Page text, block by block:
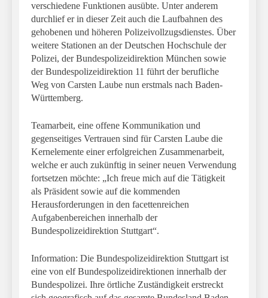
verschiedene Funktionen ausübte. Unter anderem
durchlief er in dieser Zeit auch die Laufbahnen des
gehobenen und höheren Polizeivollzugsdienstes. Über
weitere Stationen an der Deutschen Hochschule der
Polizei, der Bundespolizeidirektion München sowie
der Bundespolizeidirektion 11 führt der berufliche
Weg von Carsten Laube nun erstmals nach Baden-
Württemberg.
Teamarbeit, eine offene Kommunikation und
gegenseitiges Vertrauen sind für Carsten Laube die
Kernelemente einer erfolgreichen Zusammenarbeit,
welche er auch zukünftig in seiner neuen Verwendung
fortsetzen möchte: „Ich freue mich auf die Tätigkeit
als Präsident sowie auf die kommenden
Herausforderungen in den facettenreichen
Aufgabenbereichen innerhalb der
Bundespolizeidirektion Stuttgart“.
Information: Die Bundespolizeidirektion Stuttgart ist
eine von elf Bundespolizeidirektionen innerhalb der
Bundespolizei. Ihre örtliche Zuständigkeit erstreckt